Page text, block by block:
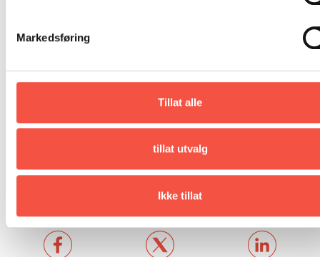
Markedsføring
Tillat alle
tillat utvalg
Ikke tillat
Boka om Polarstar bestiller du i nettbutikken på